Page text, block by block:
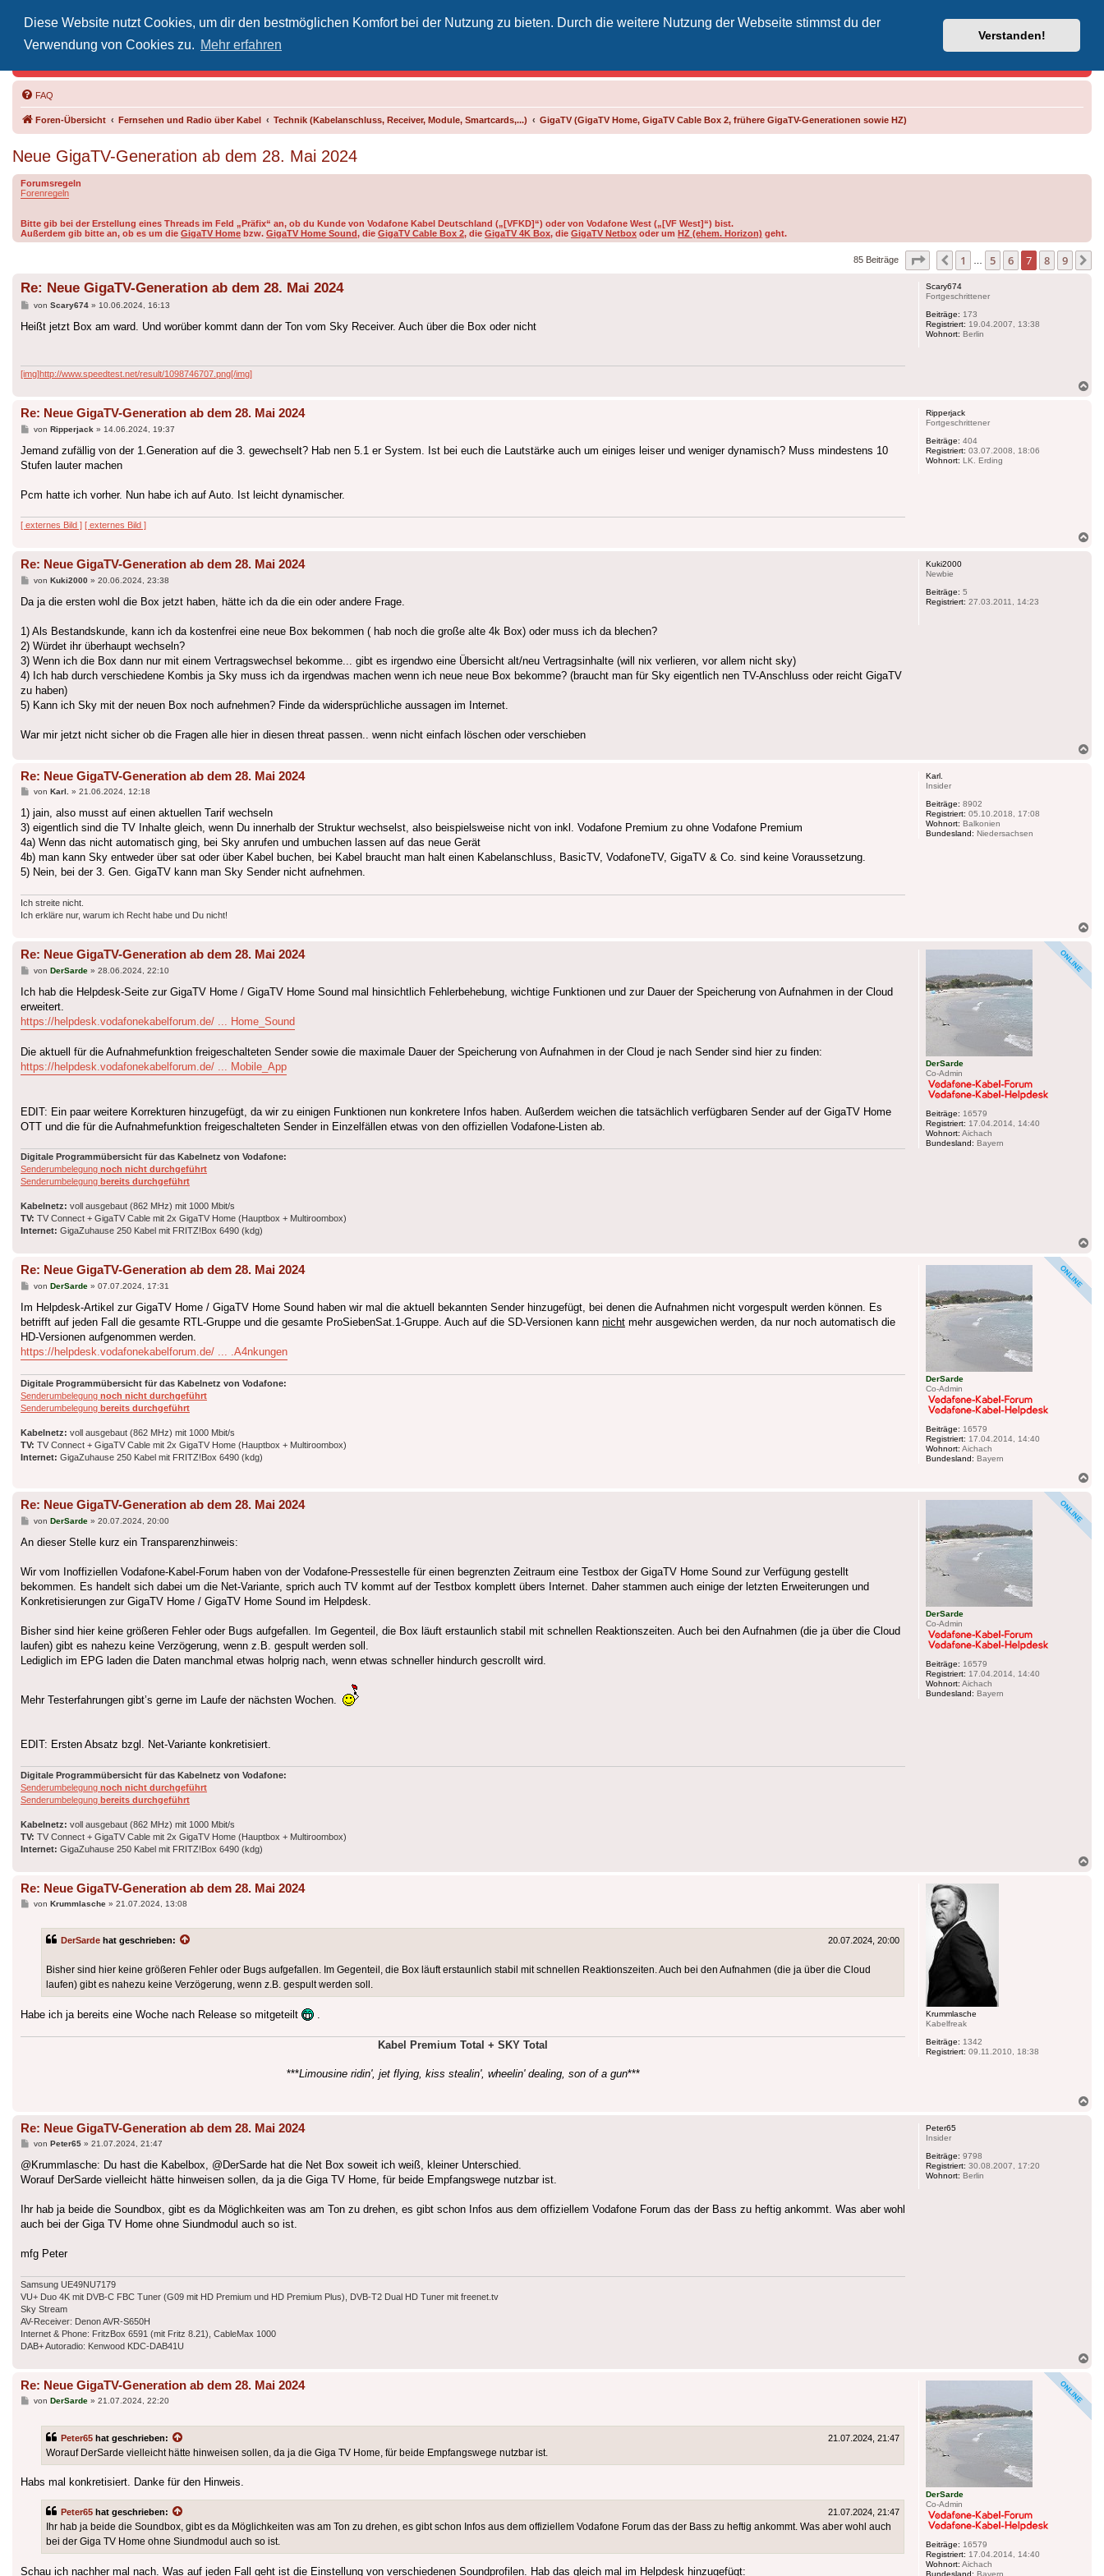
Diese Website nutzt Cookies, um dir den bestmöglichen Komfort bei der Nutzung zu bieten. Durch die weitere Nutzung der Webseite stimmst du der
Verwendung von Cookies zu. Mehr erfahren
Verstanden!
Vodafone-Kabel-Helpdesk
FAQ
Foren-Übersicht Fernsehen und Radio über Kabel Technik (Kabelanschluss, Receiver, Module, Smartcards,...) GigaTV (GigaTV Home, GigaTV Cable Box 2, frühere GigaTV-Generationen sowie HZ)
Neue GigaTV-Generation ab dem 28. Mai 2024
Forumsregeln
Forenregeln
Bitte gib bei der Erstellung eines Threads im Feld „Präfix“ an, ob du Kunde von Vodafone Kabel Deutschland („[VFKD]“) oder von Vodafone West („[VF West]“) bist.
Außerdem gib bitte an, ob es um die GigaTV Home bzw. GigaTV Home Sound, die GigaTV Cable Box 2, die GigaTV 4K Box, die GigaTV Netbox oder um HZ (ehem. Horizon) geht.
85 Beiträge Seite von
Vorherige
1 5 6 7 8 9
Scary674
Fortgeschrittener
Beiträge: 173
Registriert: 19.04.2007, 13:38
Wohnort: Berlin
Re: Neue GigaTV-Generation ab dem 28. Mai 2024
Beitrag
von Scary674» 10.06.2024, 16:13
Heißt jetzt Box am ward. Und worüber kommt dann der Ton vom Sky Receiver. Auch über die Box oder nicht
[img]http://www.speedtest.net/result/1098746707.png[/img]
Ripperjack
Fortgeschrittener
Beiträge: 404
Registriert: 03.07.2008, 18:06
Wohnort: LK. Erding
Re: Neue GigaTV-Generation ab dem 28. Mai 2024
Beitrag
von Ripperjack » 14.06.2024, 19:37
Jemand zufällig von der 1.Generation auf die 3. gewechselt? Hab nen 5.1 er System. Ist bei euch die Lautstärke auch um einiges leiser und weniger dynamisch? Muss mindestens 10
Stufen lauter machen
Pcm hatte ich vorher. Nun habe ich auf Auto. Ist leicht dynamischer.
[ externes Bild ] [ externes Bild ]
Kuki2000
Newbie
Beiträge: 5
Registriert: 27.03.2011, 14:23
Re: Neue GigaTV-Generation ab dem 28. Mai 2024
Beitrag
von Kuki2000» 20.06.2024, 23:38
Da ja die ersten wohl die Box jetzt haben, hätte ich da die ein oder andere Frage.
1) Als Bestandskunde, kann ich da kostenfrei eine neue Box bekommen ( hab noch die große alte 4k Box) oder muss ich da blechen?
2) Würdet ihr überhaupt wechseln?
3) Wenn ich die Box dann nur mit einem Vertragswechsel bekomme... gibt es irgendwo eine Übersicht alt/neu Vertragsinhalte (will nix verlieren, vor allem nicht sky)
4) Ich hab durch verschiedene Kombis ja Sky muss ich da irgendwas machen wenn ich neue neue Box bekomme? (braucht man für Sky eigentlich nen TV-Anschluss oder reicht GigaTV
zu haben)
5) Kann ich Sky mit der neuen Box noch aufnehmen? Finde da widersprüchliche aussagen im Internet.
War mir jetzt nicht sicher ob die Fragen alle hier in diesen threat passen.. wenn nicht einfach löschen oder verschieben
Karl.
Insider
Beiträge: 8902
Registriert: 05.10.2018, 17:08
Wohnort: Balkonien
Bundesland: Niedersachsen
Re: Neue GigaTV-Generation ab dem 28. Mai 2024
Beitrag
von Karl. » 21.06.2024, 12:18
1) jain, also musst auf einen aktuellen Tarif wechseln
3) eigentlich sind die TV Inhalte gleich, wenn Du innerhalb der Struktur wechselst, also beispielsweise nicht von inkl. Vodafone Premium zu ohne Vodafone Premium
4a) Wenn das nicht automatisch ging, bei Sky anrufen und umbuchen lassen auf das neue Gerät
4b) man kann Sky entweder über sat oder über Kabel buchen, bei Kabel braucht man halt einen Kabelanschluss, BasicTV, VodafoneTV, GigaTV & Co. sind keine Voraussetzung.
5) Nein, bei der 3. Gen. GigaTV kann man Sky Sender nicht aufnehmen.
Ich streite nicht.
Ich erkläre nur, warum ich Recht habe und Du nicht!
DerSarde
Co-Admin
Beiträge: 16579
Registriert: 17.04.2014, 14:40
Wohnort: Aichach
Bundesland: Bayern
Re: Neue GigaTV-Generation ab dem 28. Mai 2024
Beitrag
von DerSarde» 28.06.2024, 22:10
Ich hab die Helpdesk-Seite zur GigaTV Home / GigaTV Home Sound mal hinsichtlich Fehlerbehebung, wichtige Funktionen und zur Dauer der Speicherung von Aufnahmen in der Cloud
erweitert.
https://helpdesk.vodafonekabelforum.de/ ... Home_Sound
Die aktuell für die Aufnahmefunktion freigeschalteten Sender sowie die maximale Dauer der Speicherung von Aufnahmen in der Cloud je nach Sender sind hier zu finden:
https://helpdesk.vodafonekabelforum.de/ ... Mobile_App
EDIT: Ein paar weitere Korrekturen hinzugefügt, da wir zu einigen Funktionen nun konkretere Infos haben. Außerdem weichen die tatsächlich verfügbaren Sender auf der GigaTV Home
OTT und die für die Aufnahmefunktion freigeschalteten Sender in Einzelfällen etwas von den offiziellen Vodafone-Listen ab.
Digitale Programmübersicht für das Kabelnetz von Vodafone:
Senderumbelegung noch nicht durchgeführt
Senderumbelegung bereits durchgeführt
Kabelnetz: voll ausgebaut (862 MHz) mit 1000 Mbit/s
TV: TV Connect + GigaTV Cable mit 2x GigaTV Home (Hauptbox + Multiroombox)
Internet: GigaZuhause 250 Kabel mit FRITZ!Box 6490 (kdg)
DerSarde
Co-Admin
Beiträge: 16579
Registriert: 17.04.2014, 14:40
Wohnort: Aichach
Bundesland: Bayern
Re: Neue GigaTV-Generation ab dem 28. Mai 2024
Beitrag
von DerSarde» 07.07.2024, 17:31
Im Helpdesk-Artikel zur GigaTV Home / GigaTV Home Sound haben wir mal die aktuell bekannten Sender hinzugefügt, bei denen die Aufnahmen nicht vorgespult werden können. Es
betrifft auf jeden Fall die gesamte RTL-Gruppe und die gesamte ProSiebenSat.1-Gruppe. Auch auf die SD-Versionen kann nicht mehr ausgewichen werden, da nur noch automatisch die
HD-Versionen aufgenommen werden.
https://helpdesk.vodafonekabelforum.de/ ... .A4nkungen
Digitale Programmübersicht für das Kabelnetz von Vodafone:
Senderumbelegung noch nicht durchgeführt
Senderumbelegung bereits durchgeführt
Kabelnetz: voll ausgebaut (862 MHz) mit 1000 Mbit/s
TV: TV Connect + GigaTV Cable mit 2x GigaTV Home (Hauptbox + Multiroombox)
Internet: GigaZuhause 250 Kabel mit FRITZ!Box 6490 (kdg)
DerSarde
Co-Admin
Beiträge: 16579
Registriert: 17.04.2014, 14:40
Wohnort: Aichach
Bundesland: Bayern
Re: Neue GigaTV-Generation ab dem 28. Mai 2024
Beitrag
von DerSarde» 20.07.2024, 20:00
An dieser Stelle kurz ein Transparenzhinweis:
Wir vom Inoffiziellen Vodafone-Kabel-Forum haben von der Vodafone-Pressestelle für einen begrenzten Zeitraum eine Testbox der GigaTV Home Sound zur Verfügung gestellt
bekommen. Es handelt sich dabei um die Net-Variante, sprich auch TV kommt auf der Testbox komplett übers Internet. Daher stammen auch einige der letzten Erweiterungen und
Konkretisierungen zur GigaTV Home / GigaTV Home Sound im Helpdesk.
Bisher sind hier keine größeren Fehler oder Bugs aufgefallen. Im Gegenteil, die Box läuft erstaunlich stabil mit schnellen Reaktionszeiten. Auch bei den Aufnahmen (die ja über die Cloud
laufen) gibt es nahezu keine Verzögerung, wenn z.B. gespult werden soll.
Lediglich im EPG laden die Daten manchmal etwas holprig nach, wenn etwas schneller hindurch gescrollt wird.
Mehr Testerfahrungen gibt’s gerne im Laufe der nächsten Wochen.
EDIT: Ersten Absatz bzgl. Net-Variante konkretisiert.
Digitale Programmübersicht für das Kabelnetz von Vodafone:
Senderumbelegung noch nicht durchgeführt
Senderumbelegung bereits durchgeführt
Kabelnetz: voll ausgebaut (862 MHz) mit 1000 Mbit/s
TV: TV Connect + GigaTV Cable mit 2x GigaTV Home (Hauptbox + Multiroombox)
Internet: GigaZuhause 250 Kabel mit FRITZ!Box 6490 (kdg)
Krummlasche
Kabelfreak
Beiträge: 1342
Registriert: 09.11.2010, 18:38
Re: Neue GigaTV-Generation ab dem 28. Mai 2024
Beitrag
von Krummlasche» 21.07.2024, 13:08
DerSarde hat geschrieben: 20.07.2024, 20:00
Bisher sind hier keine größeren Fehler oder Bugs aufgefallen. Im Gegenteil, die Box läuft erstaunlich stabil mit schnellen Reaktionszeiten. Auch bei den Aufnahmen (die ja über die Cloud
laufen) gibt es nahezu keine Verzögerung, wenn z.B. gespult werden soll.
Habe ich ja bereits eine Woche nach Release so mitgeteilt
Kabel Premium Total + SKY Total
***Limousine ridin', jet flying, kiss stealin', wheelin' dealing, son of a gun***
Peter65
Insider
Beiträge: 9798
Registriert: 30.08.2007, 17:20
Wohnort: Berlin
Re: Neue GigaTV-Generation ab dem 28. Mai 2024
Beitrag
von Peter65» 21.07.2024, 21:47
@Krummlasche: Du hast die Kabelbox, @DerSarde hat die Net Box soweit ich weiß, kleiner Unterschied.
Worauf DerSarde vielleicht hätte hinweisen sollen, da ja die Giga TV Home, für beide Empfangswege nutzbar ist.
Ihr hab ja beide die Soundbox, gibt es da Möglichkeiten was am Ton zu drehen, es gibt schon Infos aus dem offiziellem Vodafone Forum das der Bass zu heftig ankommt. Was aber wohl
auch bei der Giga TV Home ohne Siundmodul auch so ist.
mfg Peter
Samsung UE49NU7179
VU+ Duo 4K mit DVB-C FBC Tuner (G09 mit HD Premium und HD Premium Plus), DVB-T2 Dual HD Tuner mit freenet.tv
Sky Stream
AV-Receiver: Denon AVR-S650H
Internet & Phone: FritzBox 6591 (mit Fritz 8.21), CableMax 1000
DAB+ Autoradio: Kenwood KDC-DAB41U
DerSarde
Co-Admin
Beiträge: 16579
Registriert: 17.04.2014, 14:40
Wohnort: Aichach
Bundesland: Bayern
Re: Neue GigaTV-Generation ab dem 28. Mai 2024
Beitrag
von DerSarde» 21.07.2024, 22:20
Peter65 hat geschrieben: 21.07.2024, 21:47
Worauf DerSarde vielleicht hätte hinweisen sollen, da ja die Giga TV Home, für beide Empfangswege nutzbar ist.
Habs mal konkretisiert. Danke für den Hinweis.
Peter65 hat geschrieben: 21.07.2024, 21:47
Ihr hab ja beide die Soundbox, gibt es da Möglichkeiten was am Ton zu drehen, es gibt schon Infos aus dem offiziellem Vodafone Forum das der Bass zu heftig ankommt. Was aber wohl auch
bei der Giga TV Home ohne Siundmodul auch so ist.
Schau ich nachher mal nach. Was auf jeden Fall geht ist die Einstellung von verschiedenen Soundprofilen. Hab das gleich mal im Helpdesk hinzugefügt: